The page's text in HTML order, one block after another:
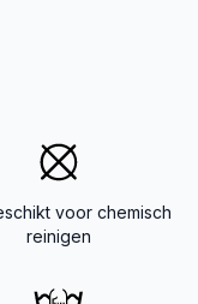
voor chemisch
reinigen